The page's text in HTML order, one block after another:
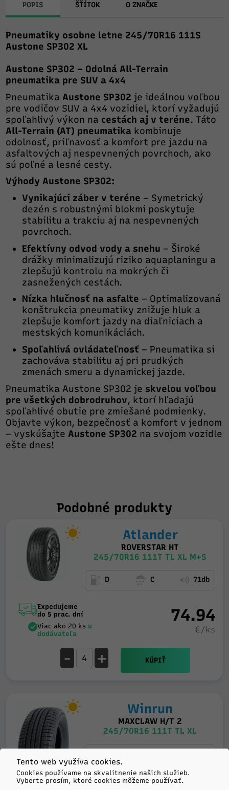
POPIS ŠŤÍTOK O ZNAČKE
Pneumatiky osobne letne 245/70R16 111S
Austone SP302 XL
Austone SP302 – Odolná All-Terrain
pneumatika pre SUV a 4x4
Pneumatika Austone SP302 je ideálnou voľbou
pre vodičov SUV a 4x4 vozidiel, ktorí vyžadujú
spoľahlivý výkon na cestách aj v teréne. Táto
All-Terrain (AT) pneumatika kombinuje
odolnosť, priľnavosť a komfort pre jazdu na
asfaltových aj nespevnených povrchoch, ako
sú poľné a lesné cesty.
Výhody Austone SP302:
Vynikajúci záber v teréne – Symetrický
dezén s robustnými blokmi poskytuje
stabilitu a trakciu aj na nespevnených
povrchoch.
Efektívny odvod vody a snehu – Široké
drážky minimalizujú riziko aquaplaningu a
zlepšujú kontrolu na mokrých či
zasnežených cestách.
Nízka hlučnosť na asfalte – Optimalizovaná
konštrukcia pneumatiky znižuje hluk a
zlepšuje komfort jazdy na diaľniciach a
mestských komunikáciách.
Spoľahlivá ovládateľnosť – Pneumatika si
zachováva stabilitu aj pri prudkých
zmenách smeru a dynamickej jazde.
Pneumatika Austone SP302 je skvelou voľbou
pre všetkých dobrodruhov, ktorí hľadajú
spoľahlivé obutie pre zmiešané podmienky.
Objavte výkon, bezpečnosť a komfort v jednom
– vyskúšajte Austone SP302 na svojom vozidle
ešte dnes!
Podobné produkty
Atlander
ROVERSTAR HT
245/70R16 111T TL XL M+S
D C 71db
Expedujeme
do 5 prac. dní
Viac ako 20 ks u
dodávateľa
74.94
€/ks
- + KÚPIŤ
Winrun
MAXCLAW H/T 2
245/70R16 111T TL XL
Tento web využíva cookies.
Cookies používame na skvalitnenie našich služieb.
Vyberte prosím, ktoré cookies môžeme používať.